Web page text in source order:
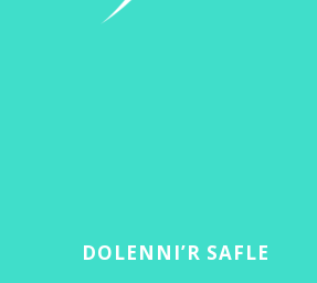
DOLENNI’R SAFLE